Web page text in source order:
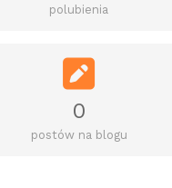
polubienia
0
postów na blogu